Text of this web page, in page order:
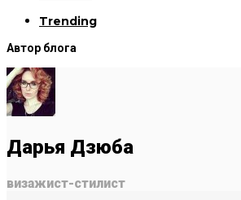
Trending
Автор блога
Дарья Дзюба
визажист-стилист